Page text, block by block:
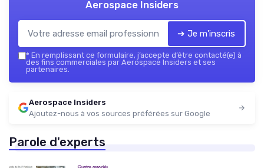
Aerospace Insiders
➔ Je m'inscris
* En remplissant ce formulaire, j’accepte d’être contacté(e) à
des fins commerciales par Aerospace Insiders et ses
partenaires.
Aerospace Insiders
Ajoutez-nous à vos sources préférées sur Google
Parole d'experts